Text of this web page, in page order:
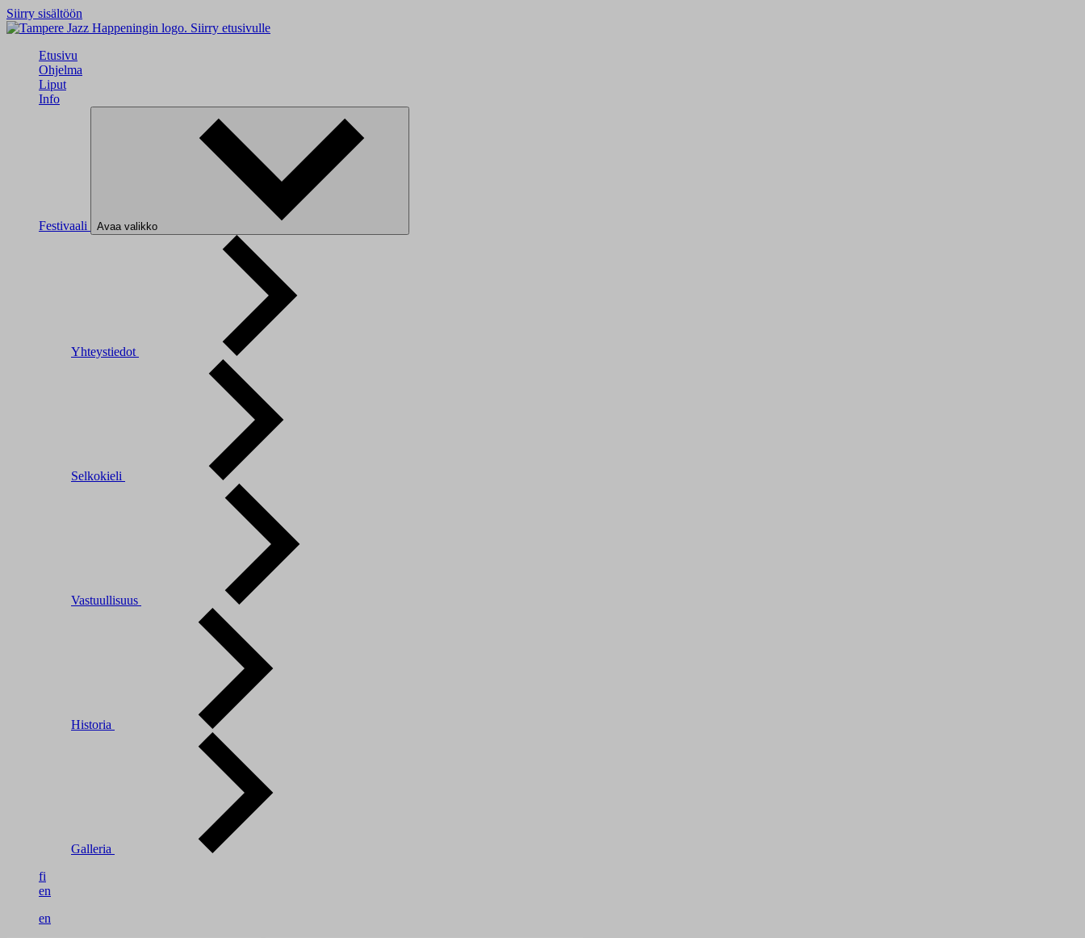
Siirry sisältöön
Siirry etusivulle
Etusivu
Ohjelma
Liput
Info
Festivaali Avaa valikko
Yhteystiedot
Selkokieli
Vastuullisuus
Historia
Galleria
fi
en
en